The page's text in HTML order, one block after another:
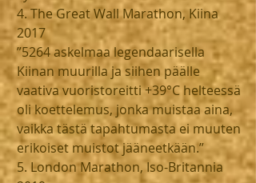
4. The Great Wall Marathon, Kiina
2017
”5264 askelmaa legendaarisella
Kiinan muurilla ja siihen päälle
vaativa vuoristoreitti +39°C helteessä
oli koettelemus, jonka muistaa aina,
vaikka tästä tapahtumasta ei muuten
erikoiset muistot jääneetkään.”
5. London Marathon, Iso-Britannia